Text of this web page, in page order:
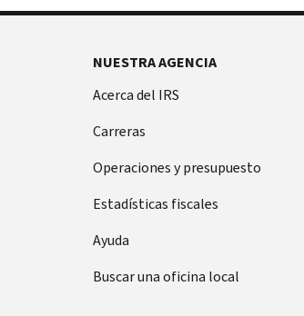
NUESTRA AGENCIA
Acerca del IRS
Carreras
Operaciones y presupuesto
Estadísticas fiscales
Ayuda
Buscar una oficina local